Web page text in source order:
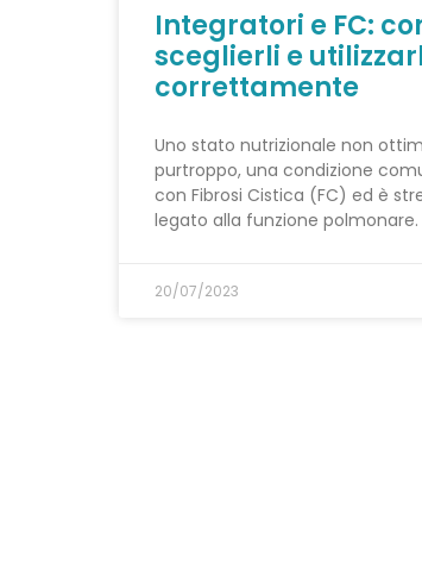
Integratori e FC:
sceglierli e
correttamente
Uno stato nutrizionale non
purtroppo, una condizione
con Fibrosi Cistica (FC) ed è
legato alla funzione polmonare.
20/07/2023